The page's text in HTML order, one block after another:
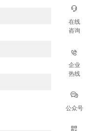
在线
咨询
企业
热线
公众号